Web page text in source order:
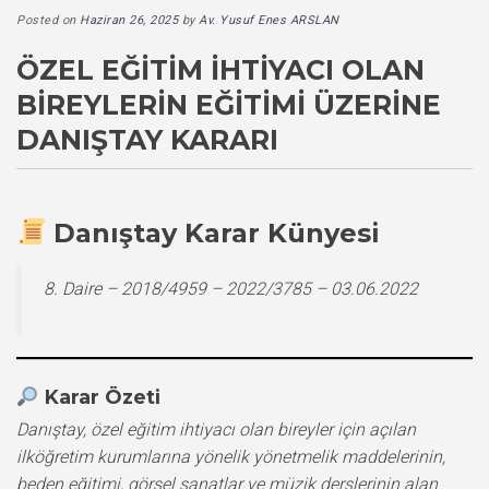
Posted on Haziran 26, 2025byAv. Yusuf Enes ARSLAN
ÖZEL EĞITIM İHTIYACI OLAN
BIREYLERIN EĞITIMI ÜZERINE
DANIŞTAY KARARI
Danıştay Karar Künyesi
8. Daire – 2018/4959 – 2022/3785 – 03.06.2022
Karar Özeti
Danıştay, özel eğitim ihtiyacı olan bireyler için açılan
ilköğretim kurumlarına yönelik yönetmelik maddelerinin,
beden eğitimi, görsel sanatlar ve müzik derslerinin alan